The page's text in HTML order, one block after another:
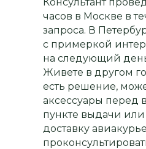
часов в Москве в
запроса. В
с примеркой
на следующий
Живете в другом
есть решение,
аксессуары перед
пункте выдачи или
доставку